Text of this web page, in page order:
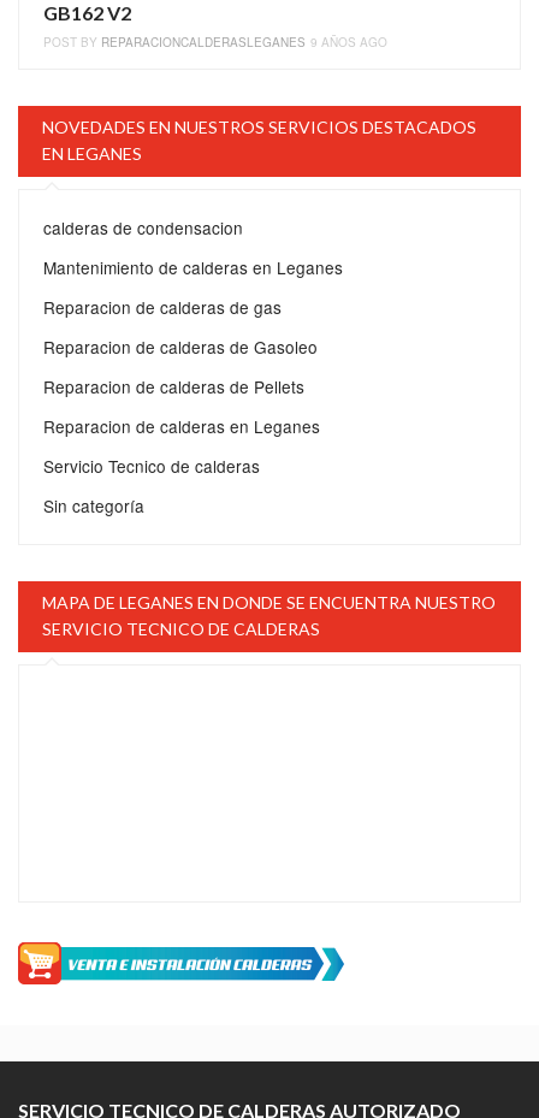
GB162 V2
POST BY REPARACIONCALDERASLEGANES 9 AÑOS AGO
NOVEDADES EN NUESTROS SERVICIOS DESTACADOS
EN LEGANES
calderas de condensacion
Mantenimiento de calderas en Leganes
Reparacion de calderas de gas
Reparacion de calderas de Gasoleo
Reparacion de calderas de Pellets
Reparacion de calderas en Leganes
Servicio Tecnico de calderas
Sin categoría
MAPA DE LEGANES EN DONDE SE ENCUENTRA NUESTRO
SERVICIO TECNICO DE CALDERAS
SERVICIO TECNICO DE CALDERAS AUTORIZADO